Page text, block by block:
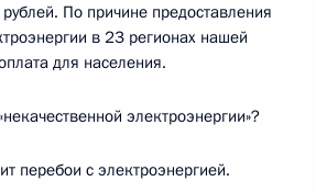
По причине предоставления
в 23 регионах нашей
для населения.
электроэнергии»?
перебои с электроэнергией.